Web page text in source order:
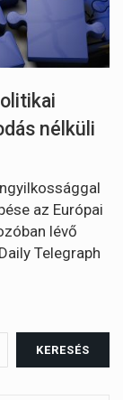
nélküli
az Európai
lévő
Telegraph